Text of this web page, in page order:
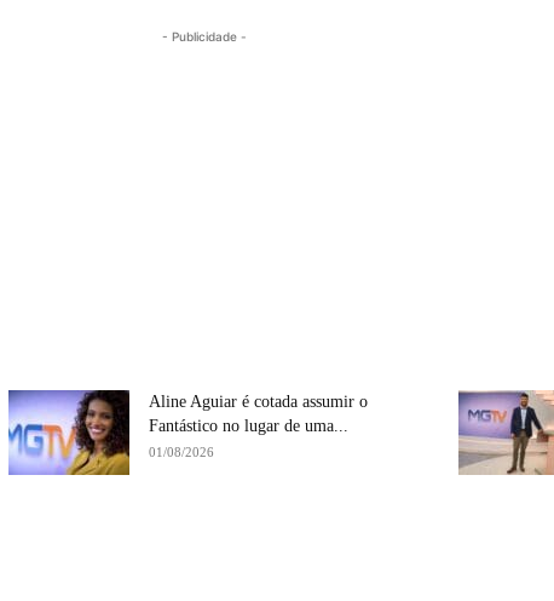
- Publicidade -
Aline Aguiar é cotada assumir o
Fantástico no lugar de uma...
01/08/2026